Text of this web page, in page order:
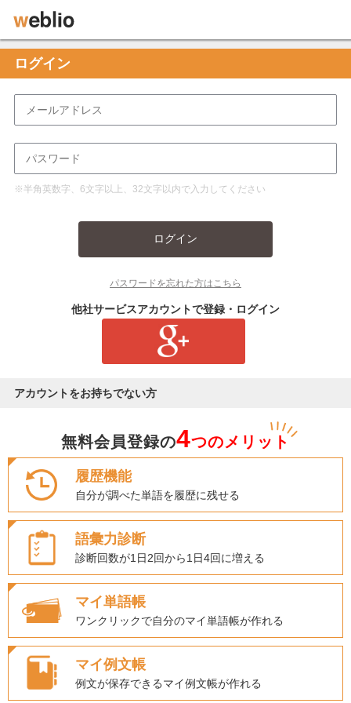
ログイン
※半角英数字、6文字以上、32文字以内で入力してください
ログイン
パスワードを忘れた方はこちら
他社サービスアカウントで登録・ログイン
アカウントをお持ちでない方
無料会員登録の4つのメリット
履歴機能
自分が調べた単語を履歴に残せる
語彙力診断
診断回数が1日2回から1日4回に増える
マイ単語帳
ワンクリックで自分のマイ単語帳が作れる
マイ例文帳
例文が保存できるマイ例文帳が作れる